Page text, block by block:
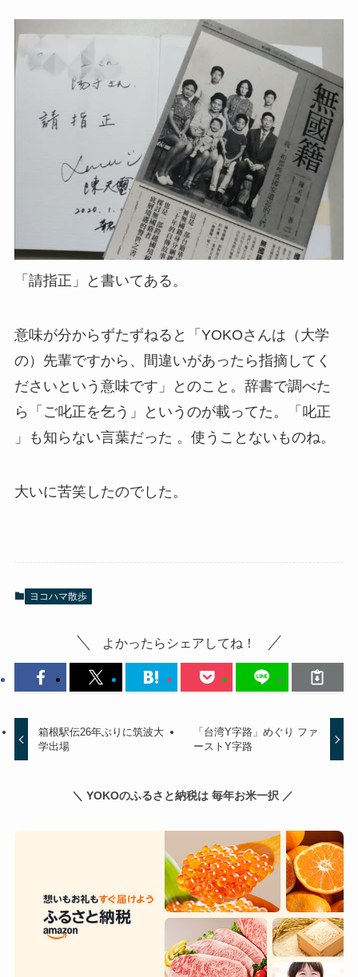
「請指正」と書いてある。
意味が分からずたずねると「YOKOさんは（大学
の）先輩ですから、間違いがあったら指摘してく
ださいという意味です」とのこと。辞書で調べた
ら「ご叱正を乞う」というのが載ってた。「叱正
」も知らない言葉だった 。使うことないものね。
大いに苦笑したのでした。
ヨコハマ散歩
よかったらシェアしてね！
箱根駅伝26年ぶりに筑波大
学出場
「台湾Y字路」めぐり ファ
ーストY字路
＼ YOKOのふるさと納税は 毎年お米一択 ／